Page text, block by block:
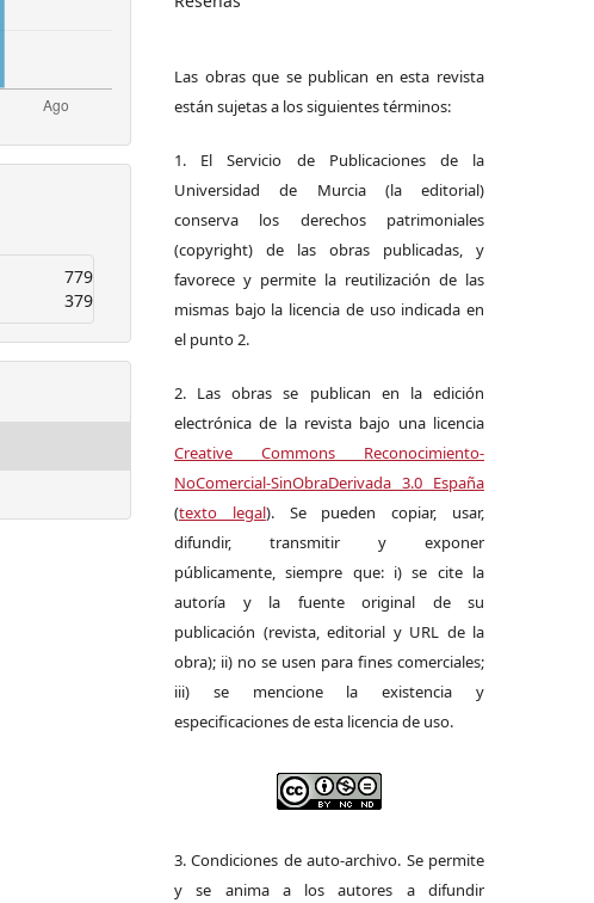
779
379
Las obras que se publican en esta revista
están sujetas a los siguientes términos:
1. El Servicio de Publicaciones de la
Universidad de Murcia (la editorial)
conserva los derechos patrimoniales
(copyright) de las obras publicadas, y
favorece y permite la reutilización de las
mismas bajo la licencia de uso indicada en
el punto 2.
2. Las obras se publican en la edición
electrónica de la revista bajo una licencia
Creative Commons Reconocimiento-
NoComercial-SinObraDerivada 3.0 España
(texto legal). Se pueden copiar, usar,
difundir, transmitir y exponer
públicamente, siempre que: i) se cite la
autoría y la fuente original de su
publicación (revista, editorial y URL de la
obra); ii) no se usen para fines comerciales;
iii) se mencione la existencia y
especificaciones de esta licencia de uso.
3. Condiciones de auto-archivo. Se permite
y se anima a los autores a difundir